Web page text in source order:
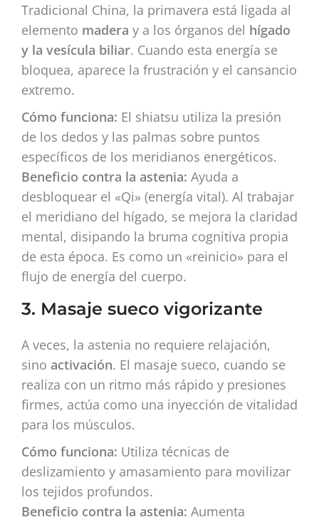
Tradicional China, la primavera está ligada al
elemento madera y a los órganos del hígado
y la vesícula biliar. Cuando esta energía se
bloquea, aparece la frustración y el cansancio
extremo.
Cómo funciona: El shiatsu utiliza la presión
de los dedos y las palmas sobre puntos
específicos de los meridianos energéticos.
Beneficio contra la astenia: Ayuda a
desbloquear el «Qi» (energía vital). Al trabajar
el meridiano del hígado, se mejora la claridad
mental, disipando la bruma cognitiva propia
de esta época. Es como un «reinicio» para el
flujo de energía del cuerpo.
3. Masaje sueco vigorizante
A veces, la astenia no requiere relajación,
sino activación. El masaje sueco, cuando se
realiza con un ritmo más rápido y presiones
firmes, actúa como una inyección de vitalidad
para los músculos.
Cómo funciona: Utiliza técnicas de
deslizamiento y amasamiento para movilizar
los tejidos profundos.
Beneficio contra la astenia: Aumenta